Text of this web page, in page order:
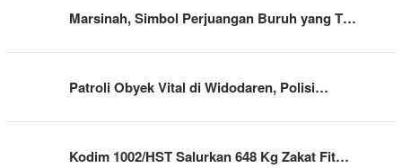
Marsinah, Simbol Perjuangan Buruh yang T…
Patroli Obyek Vital di Widodaren, Polisi…
Kodim 1002/HST Salurkan 648 Kg Zakat Fit…